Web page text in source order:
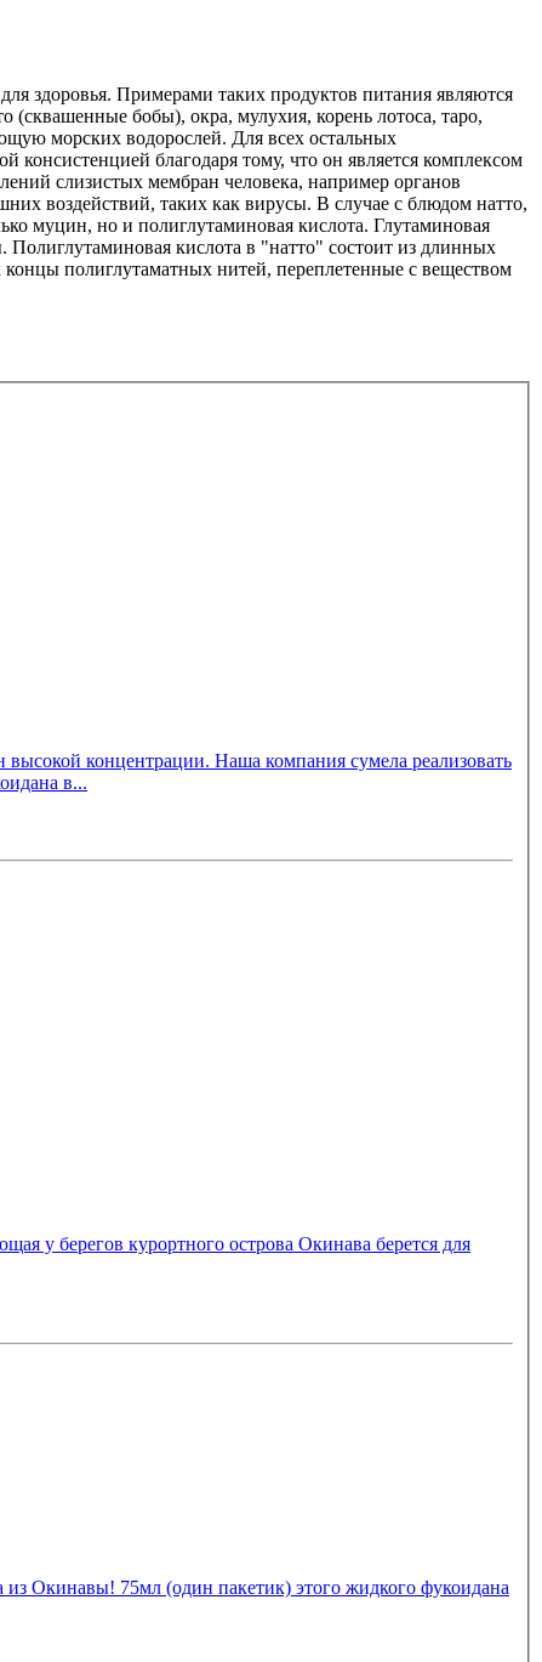
здоровья. Примерами таких продуктов питания являются
(сквашенные бобы), окра, мулухия, корень лотоса, таро,
морских водорослей. Для всех остальных
благодаря тому, что он является комплексом
слизистых мембран человека, например органов
воздействий, таких как вирусы. В случае с блюдом натто,
муцин, но и полиглутаминовая кислота. Глутаминовая
кислота в "натто" состоит из длинных
концы полиглутаматных нитей, переплетенные с веществом
в...